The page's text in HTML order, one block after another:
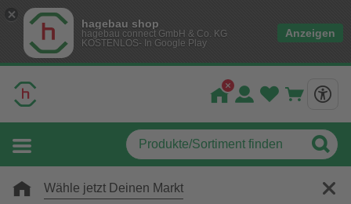
hagebau shop
hagebau connect GmbH & Co. KG
KOSTENLOS- In Google Play
Anzeigen
Wähle jetzt Deinen Markt